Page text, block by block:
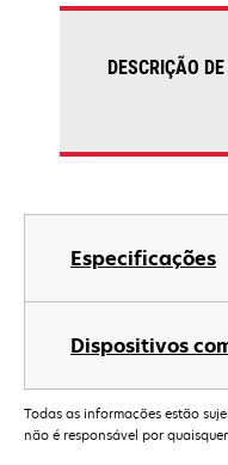
Especificações
Dispositivos
DESCRIÇÃO
Todas as informações estão
não é responsável por